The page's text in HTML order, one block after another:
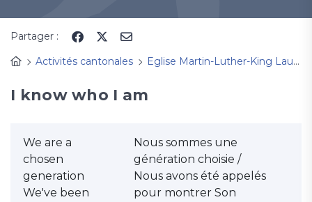
Partager :
Activités cantonales
Eglise Martin-Luther-King Lausanne
I know who I am
We are a
chosen
generation
We've been
Nous sommes une
génération choisie /
Nous avons été appelés
pour montrer Son